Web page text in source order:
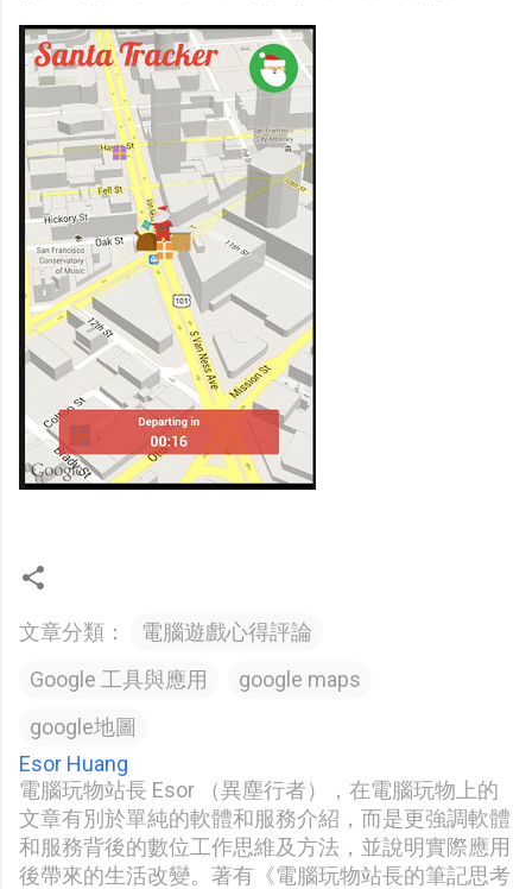
文章分類：
電腦遊戲心得評論
Google 工具與應用
google maps
google地圖
Esor Huang
電腦玩物站長 Esor （異塵行者），在電腦玩物上的
文章有別於單純的軟體和服務介紹，而是更強調軟體
和服務背後的數位工作思維及方法，並說明實際應用
後帶來的生活改變。著有《電腦玩物站長的筆記思考